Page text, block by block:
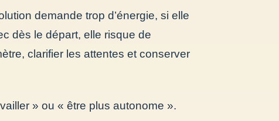
demande trop d’énergie, si elle
dès le départ, elle risque de
clarifier les attentes et conserver
» ou « être plus autonome ».